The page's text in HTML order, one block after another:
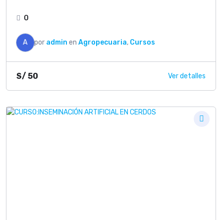
0
A por admin en Agropecuaria, Cursos
S/ 50 Ver detalles